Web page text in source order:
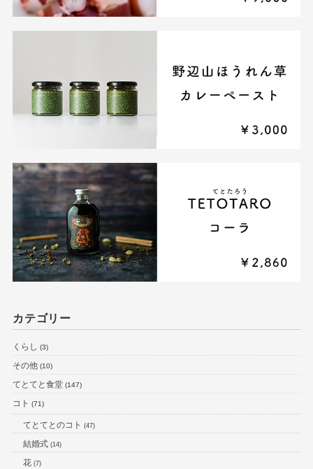
カテゴリー
くらし (3)
その他(10)
てとてと食堂(147)
コト (71)
てとてとのコト (47)
結婚式(14)
花(7)